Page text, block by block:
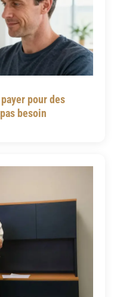
pour des
besoin